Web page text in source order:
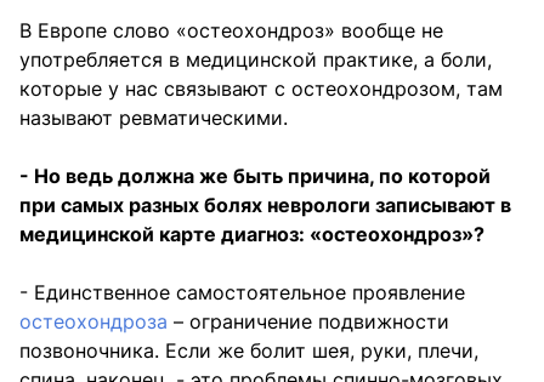
В Европе слово «остеохондроз» вообще не
употребляется в медицинской практике, а боли,
которые у нас связывают с остеохондрозом, там
называют ревматическими.
- Но ведь должна же быть причина, по которой
при самых разных болях неврологи записывают в
медицинской карте диагноз: «остеохондроз»?
- Единственное самостоятельное проявление
остеохондроза – ограничение подвижности
позвоночника. Если же болит шея, руки, плечи,